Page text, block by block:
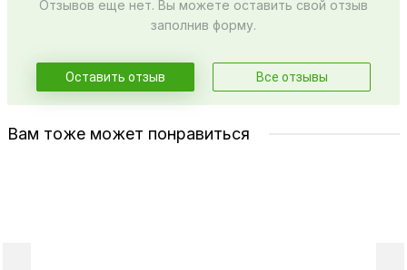
Отзывов еще нет. Вы можете оставить свой отзыв
заполнив форму.
Оставить отзыв Все отзывы
Вам тоже может понравиться